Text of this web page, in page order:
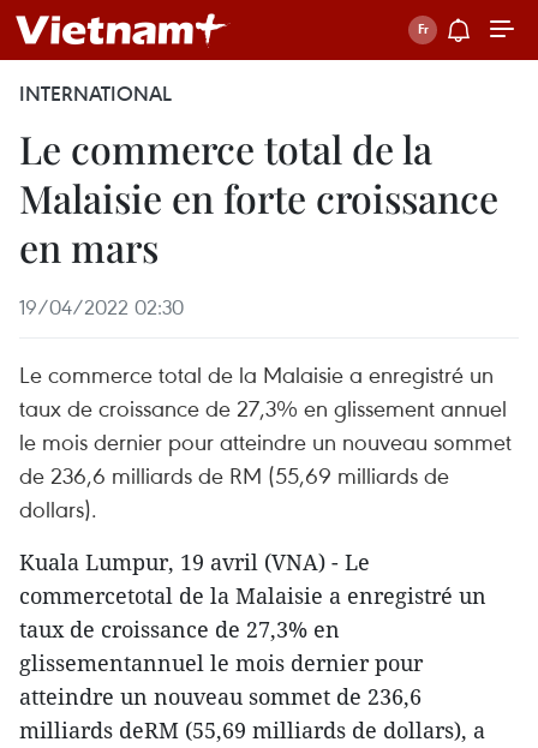
INTERNATIONAL
Le commerce total de la
Malaisie en forte croissance
en mars
19/04/2022 02:30
Le commerce total de la Malaisie a enregistré un
taux de croissance de 27,3% en glissement annuel
le mois dernier pour atteindre un nouveau sommet
de 236,6 milliards de RM (55,69 milliards de
dollars).
Kuala Lumpur, 19 avril (VNA) - Le
commercetotal de la Malaisie a enregistré un
taux de croissance de 27,3% en
glissementannuel le mois dernier pour
atteindre un nouveau sommet de 236,6
milliards deRM (55,69 milliards de dollars), a